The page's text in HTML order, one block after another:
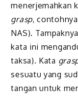
menerjemahkan
grasp,
NAS).
kata ini
taksa). Kata
sesuatu yang
tangan untuk